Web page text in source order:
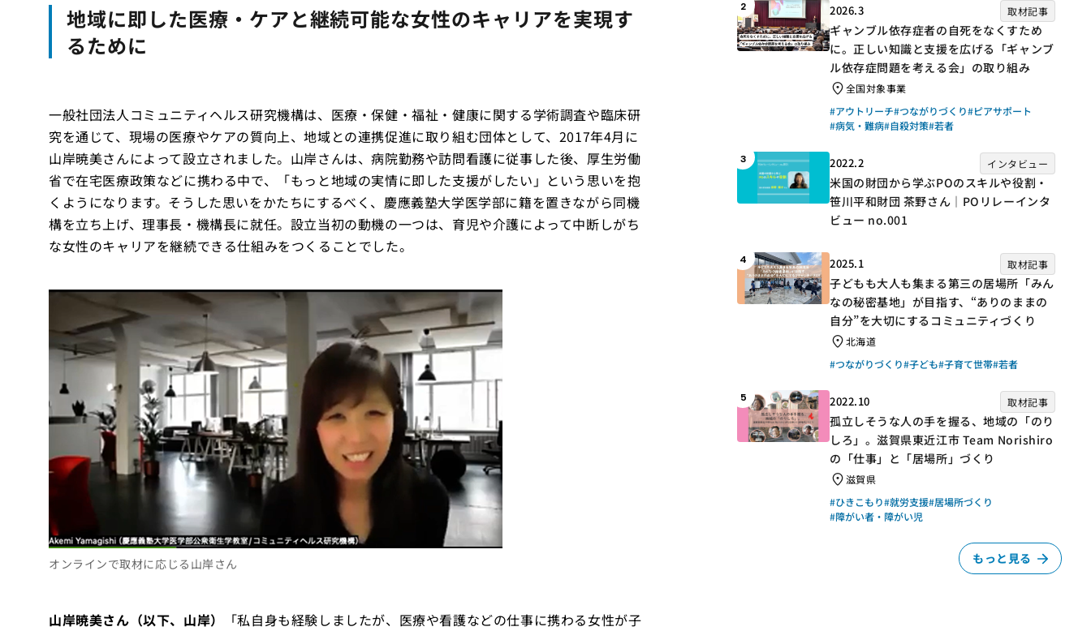
地域に即した医療・ケアと継続可能な女性のキャリアを実現す
るために
一般社団法人コミュニティヘルス研究機構は、医療・保健・福祉・健康に関する学術調査や臨床研
究を通じて、現場の医療やケアの質向上、地域との連携促進に取り組む団体として、2017年4月に
山岸暁美さんによって設立されました。山岸さんは、病院勤務や訪問看護に従事した後、厚生労働
省で在宅医療政策などに携わる中で、「もっと地域の実情に即した支援がしたい」という思いを抱
くようになります。そうした思いをかたちにするべく、慶應義塾大学医学部に籍を置きながら同機
構を立ち上げ、理事長・機構長に就任。設立当初の動機の一つは、育児や介護によって中断しがち
な女性のキャリアを継続できる仕組みをつくることでした。
オンラインで取材に応じる山岸さん
山岸暁美さん（以下、山岸）
「私自身も経験しましたが、医療や看護などの仕事に携わる女性が子
2 2026.3 取材記事
ギャンブル依存症者の自死をなくすため
に。正しい知識と支援を広げる「ギャンブ
ル依存症問題を考える会」の取り組み
全国対象事業
#アウトリーチ#つながりづくり#ピアサポート
#病気・難病#自殺対策#若者
3 2022.2 インタビュー
米国の財団から学ぶPOのスキルや役割・
笹川平和財団 茶野さん｜POリレーインタ
ビュー no.001
4 2025.1 取材記事
子どもも大人も集まる第三の居場所「みん
なの秘密基地」が目指す、“ありのままの
自分”を大切にするコミュニティづくり
北海道
#つながりづくり#子ども#子育て世帯#若者
5 2022.10 取材記事
孤立しそうな人の手を握る、地域の「のり
しろ」。滋賀県東近江市 Team Norishiro
の「仕事」と「居場所」づくり
滋賀県
#ひきこもり#就労支援#居場所づくり
#障がい者・障がい児
もっと見る